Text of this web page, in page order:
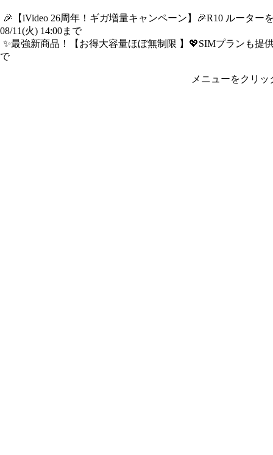
🎉【iVideo 26周年！ギガ増量キャンペーン】🎉R10 ルータ
08/11(火) 14:00まで
✨️最強新商品！【お得大容量ほぼ無制限 】💖SIMプランも提
で
メニューをクリ